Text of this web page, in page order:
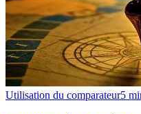
Utilisation du comparateur5